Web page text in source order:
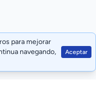
para mejorar
navegando,
Aceptar